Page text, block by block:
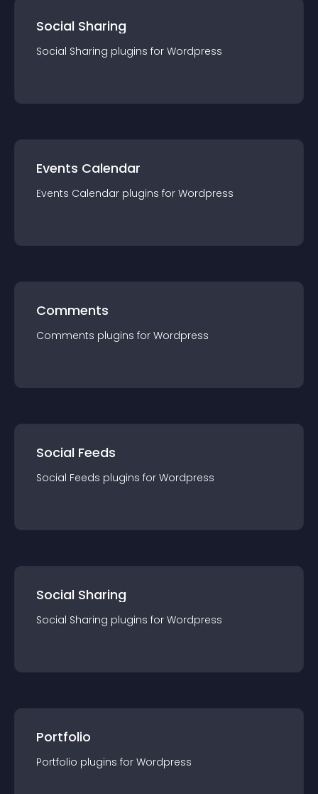
Social Sharing
Social Sharing plugins for Wordpress
Events Calendar
Events Calendar plugins for Wordpress
Comments
Comments plugins for Wordpress
Social Feeds
Social Feeds plugins for Wordpress
Social Sharing
Social Sharing plugins for Wordpress
Portfolio
Portfolio plugins for Wordpress